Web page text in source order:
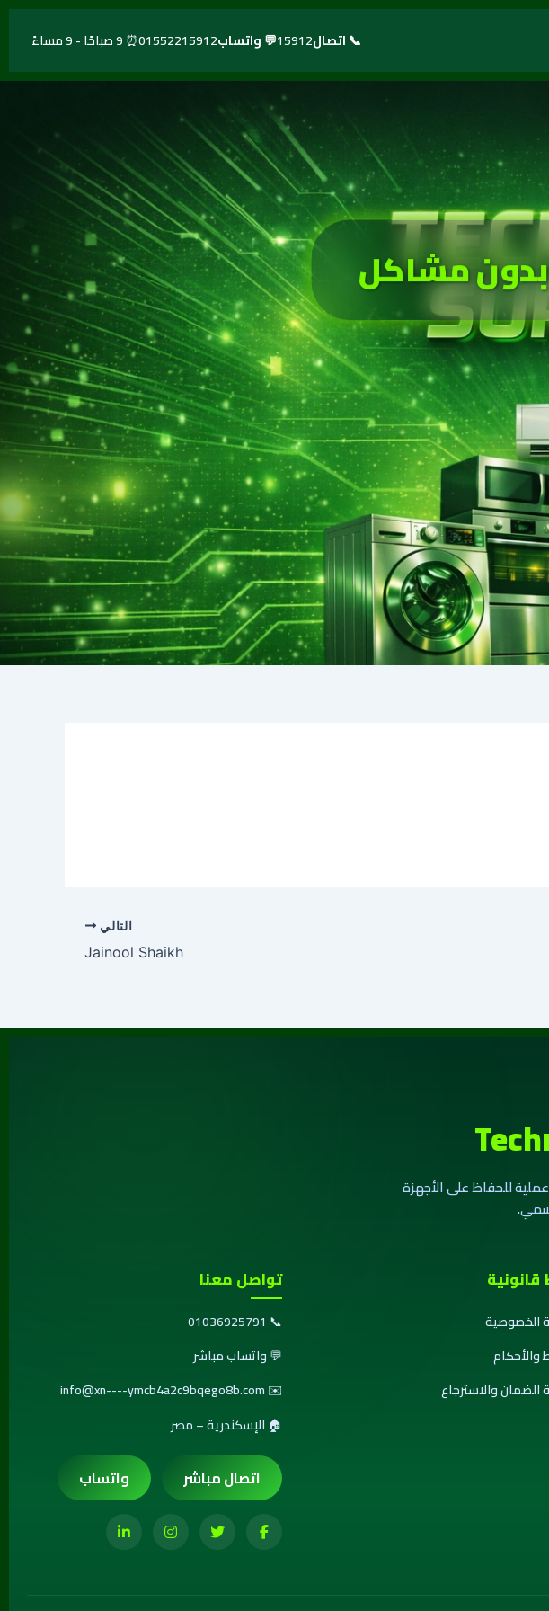
📞 اتصال15912💬 واتساب01552215912⏰ 9 صباحًا - 9 مساءً
بدون مشاكل
التالي
Jainool Shaikh
للحفاظ على الأجهزة
قانونية
الخصوصية
والأحكام
والاسترجاع
تواصل معنا
📞
01036925791
💬واتساب مباشر
✉️
info@xn----ymcb4a2c9bqego8b.com
🏠 الإسكندرية – مصر
اتصال مباشر واتساب